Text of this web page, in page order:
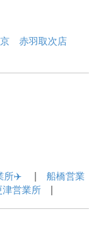
赤羽取次店
所✈️ | 船橋営業
津営業所|